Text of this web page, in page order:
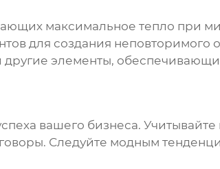
максимальное тепло при
для создания неповторимого
элементы,
вашего бизнеса.
Следуйте модным